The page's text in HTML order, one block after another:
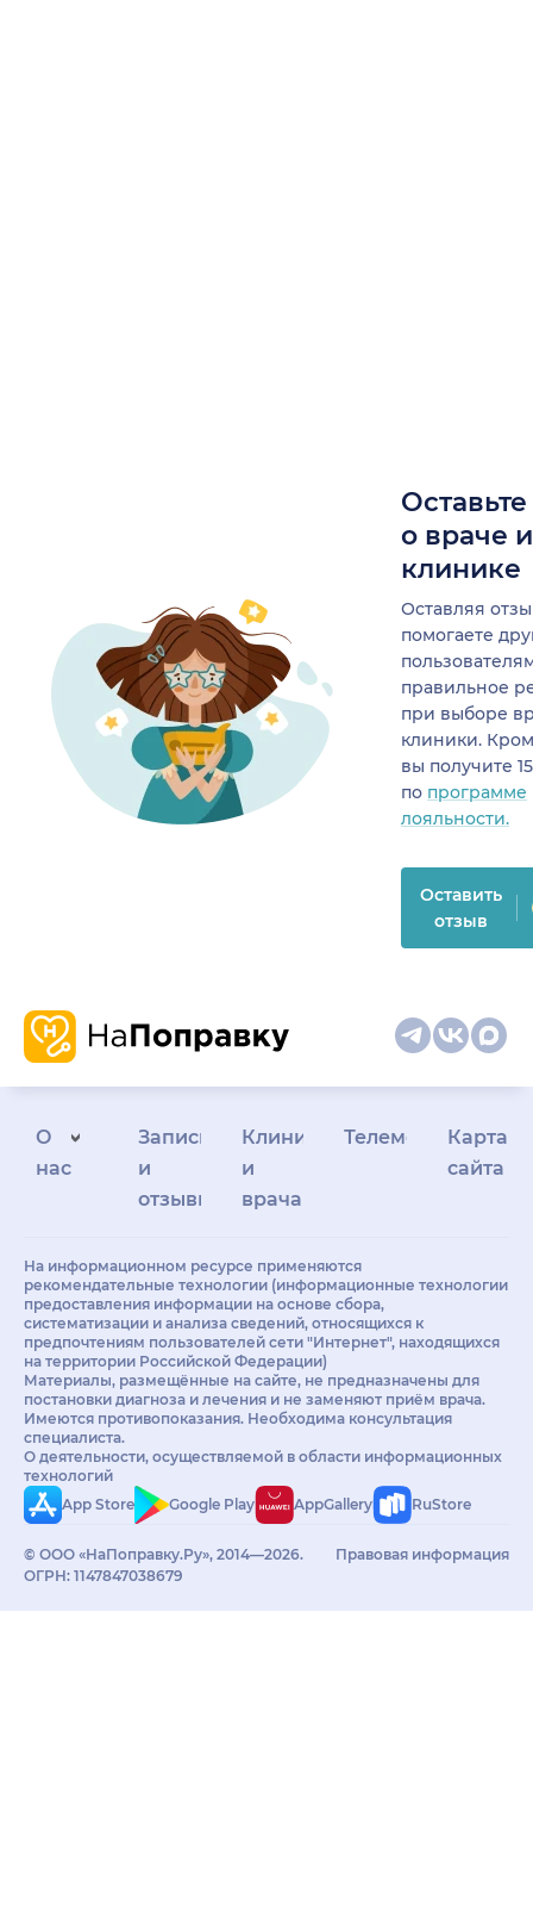
о враче
клинике
Оставляя
помогаете
правильное
при выборе
клиники.
вы получите
по программе
лояльности.
Оставить
отзыв
О
нас
Запись
и
отзывы
Клиникам
и
врачам
Телемедицина
Карта
сайта
На информационном ресурсе применяются
рекомендательные технологии (информационные технологии
предоставления информации на основе сбора,
систематизации и анализа сведений, относящихся к
предпочтениям пользователей сети "Интернет", находящихся
на территории Российской Федерации)
Материалы, размещённые на сайте, не предназначены для
постановки диагноза и лечения и не заменяют приём врача.
Имеются противопоказания. Необходима консультация
специалиста.
О деятельности, осуществляемой в области информационных
технологий
App Store
Google Play AppGallery RuStore
© ООО «НаПоправку.Ру», 2014—2026.
ОГРН: 1147847038679
Правовая информация